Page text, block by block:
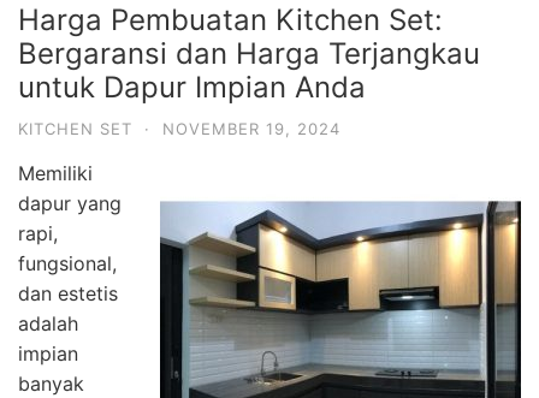
Harga Pembuatan Kitchen Set:
Bergaransi dan Harga Terjangkau
untuk Dapur Impian Anda
KITCHEN SET · NOVEMBER 19, 2024
Memiliki
dapur yang
rapi,
fungsional,
dan estetis
adalah
impian
banyak